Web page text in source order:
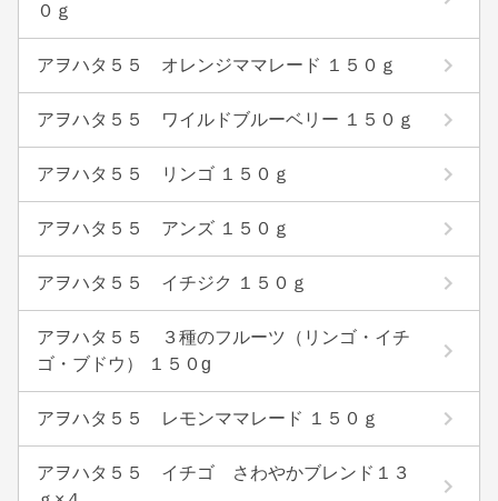
０ｇ
アヲハタ５５ オレンジママレード １５０ｇ
アヲハタ５５ ワイルドブルーベリー １５０ｇ
アヲハタ５５ リンゴ １５０ｇ
アヲハタ５５ アンズ １５０ｇ
アヲハタ５５ イチジク １５０ｇ
アヲハタ５５ ３種のフルーツ（リンゴ・イチ
ゴ・ブドウ） １５０g
アヲハタ５５ レモンママレード １５０ｇ
アヲハタ５５ イチゴ さわやかブレンド１３